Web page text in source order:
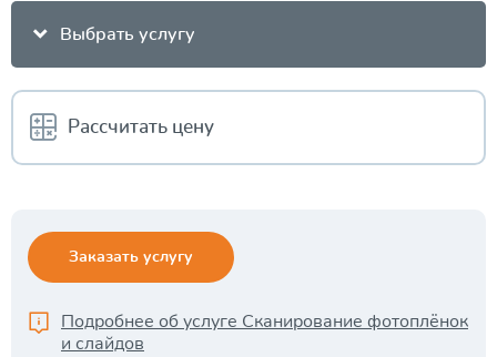
Выбрать услугу
Рассчитать цену
Заказать услугу
Подробнее об услуге Сканирование фотоплёнок
и слайдов